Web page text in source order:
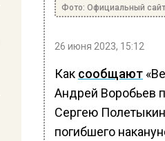
Фото: Официальный сайт
26 июня 2023, 15:12
Как сообщают
Андрей Воробьев
Сергею
погибшего